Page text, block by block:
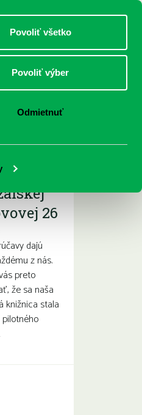
Povoliť všetko
Povoliť výber
Odmietnuť
DOSPELÍ
26
dajú
z nás.
preto
že sa naša
knižnica stala